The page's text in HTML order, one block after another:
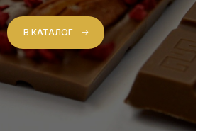
В КАТАЛОГ